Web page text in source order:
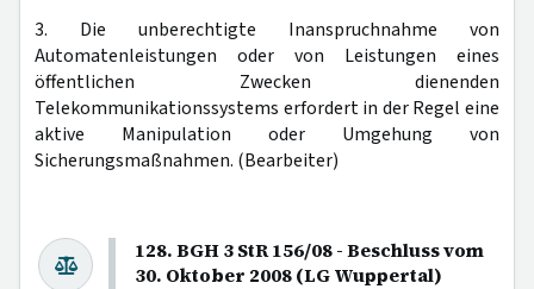
3. Die unberechtigte Inanspruchnahme von
Automatenleistungen oder von Leistungen eines
öffentlichen Zwecken dienenden
Telekommunikationssystems erfordert in der Regel eine
aktive Manipulation oder Umgehung von
Sicherungsmaßnahmen. (Bearbeiter)
128. BGH 3 StR 156/08 - Beschluss vom
30. Oktober 2008 (LG Wuppertal)